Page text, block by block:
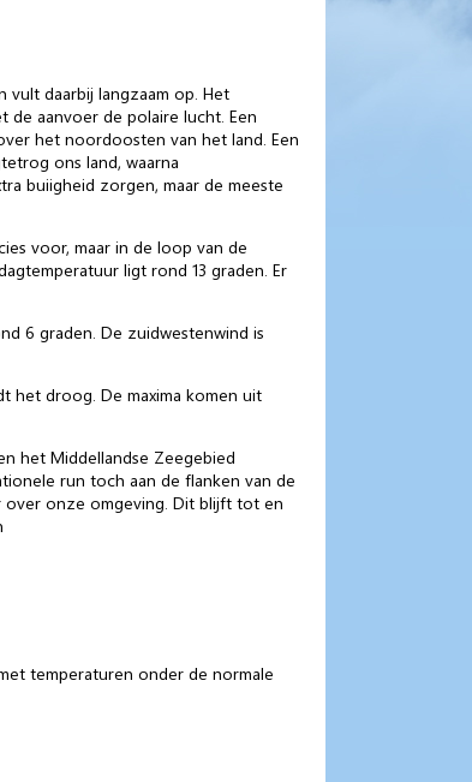
daarbij langzaam op. Het
aanvoer de polaire lucht. Een
het noordoosten van het land. Een
ons land, waarna
buiigheid zorgen, maar de meeste
voor, maar in de loop van de
ligt rond 13 graden. Er
6 graden. De zuidwestenwind is
het droog. De maxima komen uit
het Middellandse Zeegebied
run toch aan de flanken van de
onze omgeving. Dit blijft tot en
temperaturen onder de normale